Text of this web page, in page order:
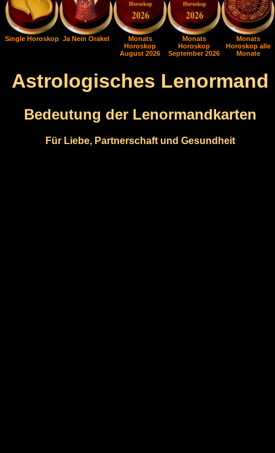
Single Horoskop Ja Nein Orakel
Monats
Horoskop
August 2026
Monats
Horoskop
September 2026
Monats
Horoskop alle
Monate
Astrologisches Lenormand
Bedeutung der Lenormandkarten
Für Liebe, Partnerschaft und Gesundheit